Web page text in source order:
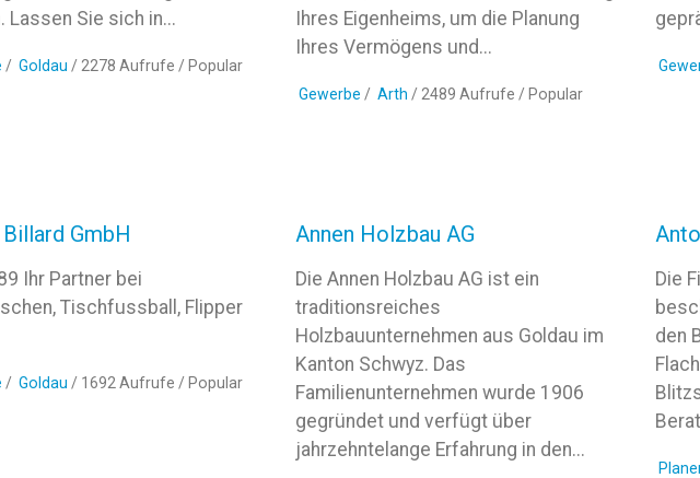
Lassen Sie sich in...
/ Goldau / 2278 Aufrufe / Popular
Ihres Eigenheims, um die Planung
Ihres Vermögens und...
Gewerbe / Arth / 2489 Aufrufe / Popular
Billard GmbH
Ihr Partner bei
Tischfussball, Flipper
/ Goldau / 1692 Aufrufe / Popular
Annen Holzbau AG
Die Annen Holzbau AG ist ein
traditionsreiches
Holzbauunternehmen aus Goldau im
Kanton Schwyz. Das
Familienunternehmen wurde 1906
gegründet und verfügt über
jahrzehntelange Erfahrung in den...
Die
den